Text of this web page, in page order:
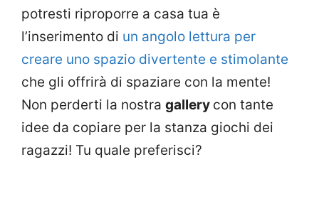
potresti riproporre a casa tua è
l’inserimento di un angolo lettura per
creare uno spazio divertente e stimolante
che gli offrirà di spaziare con la mente!
Non perderti la nostra gallery con tante
idee da copiare per la stanza giochi dei
ragazzi! Tu quale preferisci?